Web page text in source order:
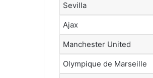
Sevilla
Ajax
Manchester United
Olympique de Marseille